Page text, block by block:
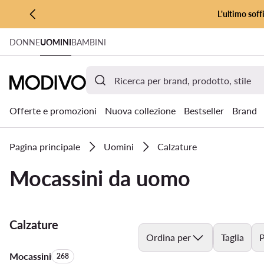
VAI AL CONTENUTO PRINCIPALE
VAI ALLA RICERCA
L'ultimo
DONNEUOMINIBAMBINI
Offerte e promozioni Nuova collezione Bestseller Brand
Pagina principale Uomini Calzature
Mocassini da uomo
Calzature
MocassiniQuantità di prodotti:
268
Ordina per Taglia